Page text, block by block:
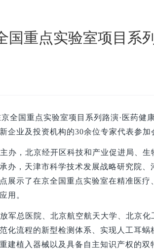
国重点实验室项目系
全国重点实验室项目系列路演·医药健
企业及投资机构的30余位专家代表参加
办，北京经开区科技和产业促进局、生
办，天津市科学技术发展战略研究院、
展示了在京全国重点实验室在精准医疗
用。
军总医院、北京航空航天大学、北京化
化流程的新型检测体系、实现人工耳蜗
建植入器械以及具备自主知识产权的双